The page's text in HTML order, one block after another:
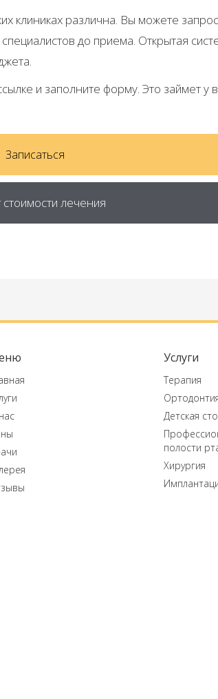
клиниках различна. Вы можете
до приема. Открытая
и заполните форму. Это займет у
Записаться
стоимости лечения
Услуги
Терапия
Детская
полости
Хирургия